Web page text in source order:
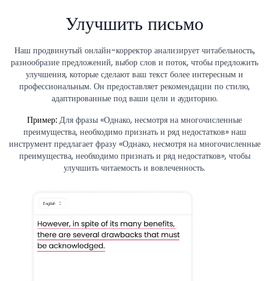
Улучшить письмо
Наш продвинутый онлайн-корректор анализирует читабельность,
разнообразие предложений, выбор слов и поток, чтобы предложить
улучшения, которые сделают ваш текст более интересным и
профессиональным. Он предоставляет рекомендации по стилю,
адаптированные под ваши цели и аудиторию.
Пример: Для фразы «Однако, несмотря на многочисленные
преимущества, необходимо признать и ряд недостатков» наш
инструмент предлагает фразу «Однако, несмотря на многочисленные
преимущества, необходимо признать и ряд недостатков», чтобы
улучшить читаемость и вовлеченность.